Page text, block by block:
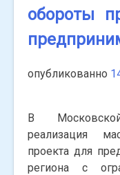
обороты
опубликованно
В
реализация
проекта для
региона с